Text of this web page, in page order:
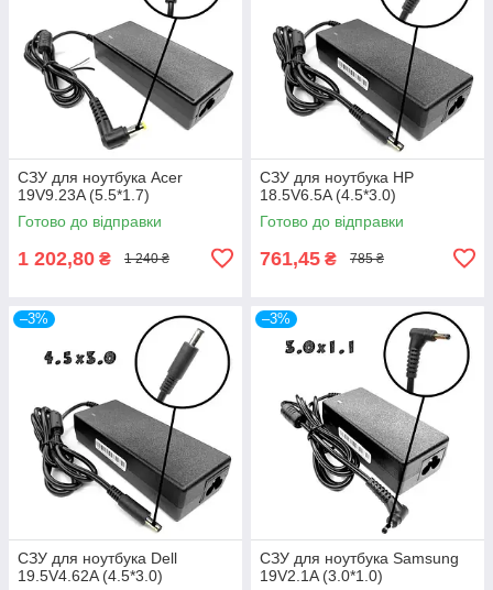
СЗУ для ноутбука Acer
19V9.23A (5.5*1.7)
Готово до відправки
1 202,80 ₴ 1 240 ₴
СЗУ для ноутбука HP
18.5V6.5A (4.5*3.0)
Готово до відправки
761,45 ₴ 785 ₴
–3%
СЗУ для ноутбука Dell
19.5V4.62A (4.5*3.0)
–3%
СЗУ для ноутбука Samsung
19V2.1A (3.0*1.0)